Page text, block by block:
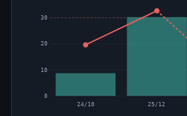
0
10
20
30
24/10 25/12